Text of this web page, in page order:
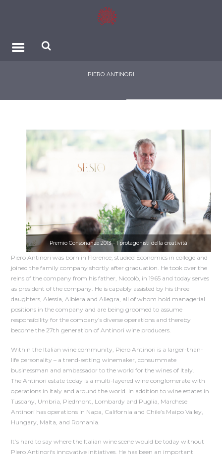
PIERO ANTINORI
Premio Consonanze 2013 – I protagonisti della creatività
Piero Antinori was born in Florence, studied Economics in college and
joined the family company shortly after graduation. He took over the
reins of the company from his father, Niccolò, in 1965 and today serves
as president of the company. He is capably assisted by his three
daughters, Alessia, Albiera and Allegra, all of whom hold managerial
positions in the company and are being groomed to assume
responsibility for the company’s diverse operations and thereby
become the 27th generation of Antinori wine producers.
Within the Italian wine community, Piero Antinori is a larger-than-
life personality – a trend-setting winemaker, consummate
businessman and ambassador to the world for the wines of Italy.
The Antinori estate today is a multi-layered wine conglomerate with
operations in Italy and around the world. In addition to wine estates in
Tuscany, Umbria, Piedmont, Lombardy and Puglia, Marchese
Antinori has operations in Napa, California and Chile’s Maipo Valley,
Hungary, Malta, and Romania.
It’s hard to say where the Italian wine scene would be today without
Piero Antinori‘s innovative initiatives. He has been an important